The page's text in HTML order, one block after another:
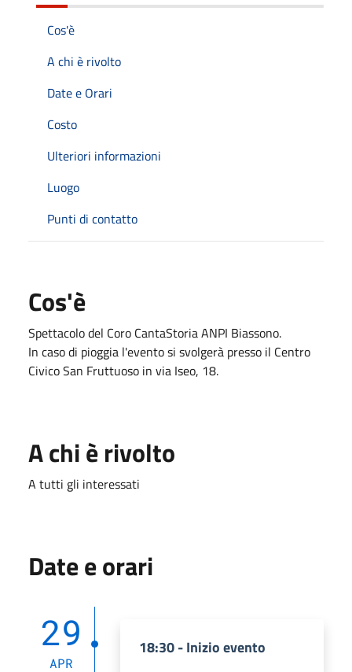
Cos'è
A chi è rivolto
Date e Orari
Costo
Ulteriori informazioni
Luogo
Punti di contatto
Cos'è
Spettacolo del Coro CantaStoria ANPI Biassono.
In caso di pioggia l'evento si svolgerà presso il Centro
Civico San Fruttuoso in via Iseo, 18.
A chi è rivolto
A tutti gli interessati
Date e orari
29
APR
18:30 - Inizio evento